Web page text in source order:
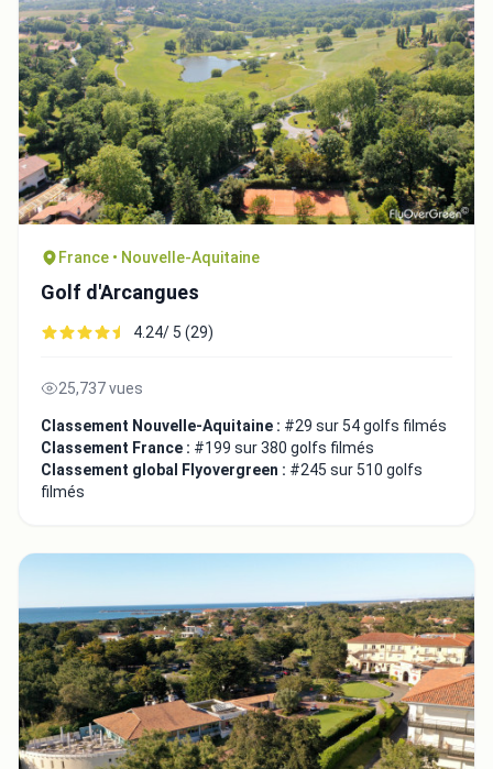
France • Nouvelle-Aquitaine
Golf d'Arcangues
4.24/ 5 (29)
25,737 vues
Classement Nouvelle-Aquitaine : #29 sur 54 golfs filmés
Classement France : #199 sur 380 golfs filmés
Classement global Flyovergreen : #245 sur 510 golfs
filmés